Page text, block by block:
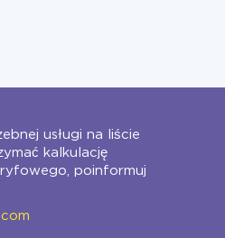
usługi na liście
kalkulację
poinformuj